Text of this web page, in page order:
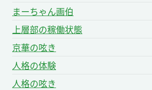
まーちゃん画伯
上層部の稼働状態
京華の呟き
人格の体験
人格の呟き